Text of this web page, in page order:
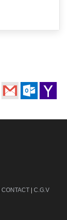
CONTACT | C.G.V